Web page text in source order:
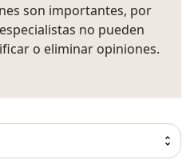
son importantes, por
no pueden
o eliminar opiniones.